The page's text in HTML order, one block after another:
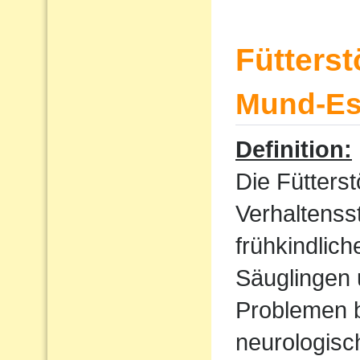
Mund-
Definition:
Die
Säuglingen
Problemen